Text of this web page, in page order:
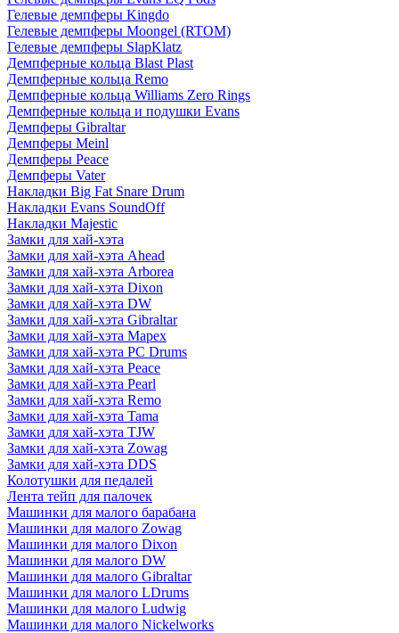
Гелевые демпферы Kingdo
Гелевые демпферы Moongel (RTOM)
Гелевые демпферы SlapKlatz
Демпферные кольца Blast Plast
Демпферные кольца Remo
Демпферные кольца Williams Zero Rings
Демпферные кольца и подушки Evans
Демпферы Gibraltar
Демпферы Meinl
Демпферы Peace
Демпферы Vater
Накладки Big Fat Snare Drum
Накладки Evans SoundOff
Накладки Majestic
Замки для хай-хэта
Замки для хай-хэта Ahead
Замки для хай-хэта Arborea
Замки для хай-хэта Dixon
Замки для хай-хэта DW
Замки для хай-хэта Gibraltar
Замки для хай-хэта Mapex
Замки для хай-хэта PC Drums
Замки для хай-хэта Peace
Замки для хай-хэта Pearl
Замки для хай-хэта Remo
Замки для хай-хэта Tama
Замки для хай-хэта TJW
Замки для хай-хэта Zowag
Замки для хай-хэта DDS
Колотушки для педалей
Лента тейп для палочек
Машинки для малого барабана
Машинки для малого Zowag
Машинки для малого Dixon
Машинки для малого DW
Машинки для малого Gibraltar
Машинки для малого LDrums
Машинки для малого Ludwig
Машинки для малого Nickelworks